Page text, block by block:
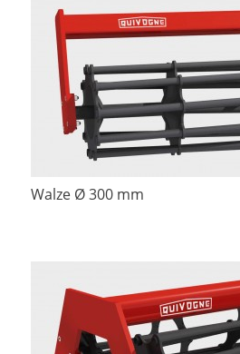
Walze Ø 300 mm